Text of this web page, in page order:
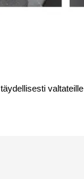
valtateille